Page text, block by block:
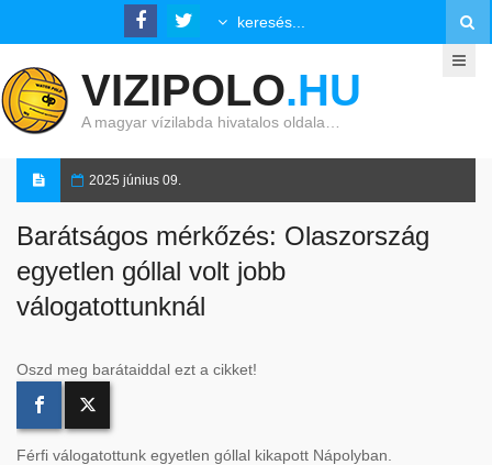
VIZIPOLO.HU
A magyar vízilabda hivatalos oldala…
2025 június 09.
Barátságos mérkőzés: Olaszország
egyetlen góllal volt jobb
válogatottunknál
Oszd meg barátaiddal ezt a cikket!
Férfi válogatottunk egyetlen góllal kikapott Nápolyban.